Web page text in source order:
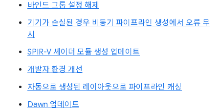
바인드 그룹 설정 해제
기기가 손실된 경우 비동기 파이프라인 생성에서 오류 무
시
SPIR-V 셰이더 모듈 생성 업데이트
개발자 환경 개선
자동으로 생성된 레이아웃으로 파이프라인 캐싱
Dawn 업데이트